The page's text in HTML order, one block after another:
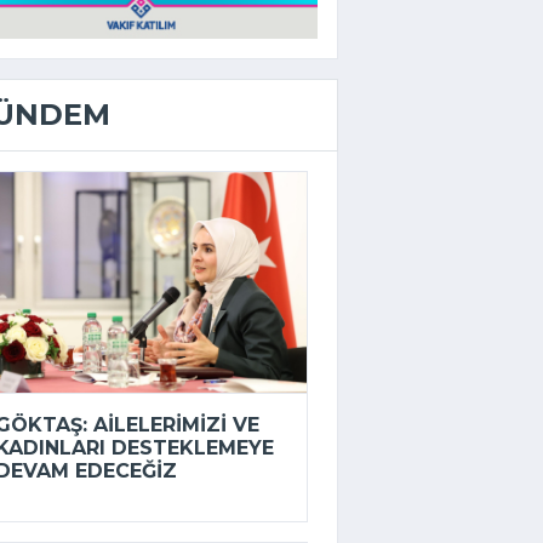
AILELERIMIZI VE
DESTEKLEMEYE
EDECEĞIZ